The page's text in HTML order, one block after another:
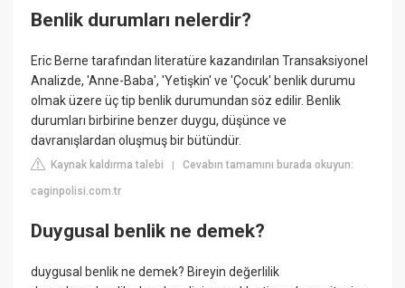
Benlik durumları nelerdir?
Eric Berne tarafından literatüre kazandırılan Transaksiyonel
Analizde, 'Anne-Baba', 'Yetişkin' ve 'Çocuk' benlik durumu
olmak üzere üç tip benlik durumundan söz edilir. Benlik
durumları birbirine benzer duygu, düşünce ve
davranışlardan oluşmuş bir bütündür.
Kaynak kaldırma talebi |Cevabın tamamını burada okuyun:
caginpolisi.com.tr
Duygusal benlik ne demek?
duygusal benlik ne demek? Bireyin değerlilik